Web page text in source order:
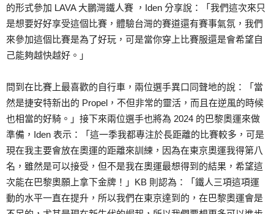
的形式參加 LAVA 大鵬灣鐵人賽 ，Iden 分享說：「我們這次來只
是想要好好享受這個比賽，體驗台灣的賽道還有賽事氣氛，我們
來參加這個比賽是為了好玩，可是當你穿上比賽服還是會希望自
己能夠越快越好。」
問到在比賽上最喜歡的自行車，兩位選手異口同聲地的說：「當
然是捷安特新出的 Propel，不但非常的靈活，而且在逆風的時候
也相當的好騎。」接下來兩位選手也將為 2024 的巴黎奧運來做
準備，Iden 表示：「這一季我都專注於長距離的比賽較多，可是
現在我主要會放在奧運的距離來訓練，因為在東京奧運我得第八
名，雖然是可以接受，但不是我在奧運最想得到的結果，希望這
次能在巴黎奧願上拿下金牌！」KB 則認為：「鐵人三項這項運
動的水平一直在提升，所以我們在東京達到的，在巴黎奧運會是